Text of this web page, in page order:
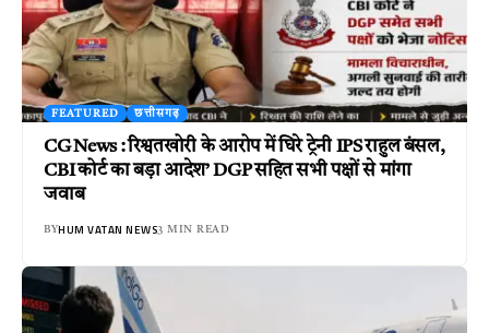
FEATURED छत्तीसगढ़
CG News : रिश्वतखोरी के आरोप में घिरे ट्रेनी IPS राहुल बंसल,
CBI कोर्ट का बड़ा आदेश’ DGP सहित सभी पक्षों से मांगा
जवाब
BYHUM VATAN NEWS3 MIN READ